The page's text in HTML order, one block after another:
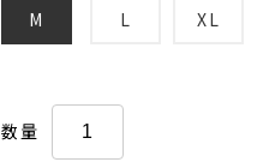
M L XL
数量